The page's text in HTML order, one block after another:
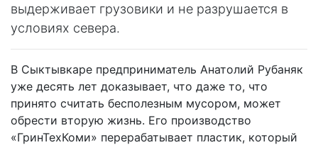
выдерживает грузовики и не разрушается в
условиях севера.
В Сыктывкаре предприниматель Анатолий Рубаняк
уже десять лет доказывает, что даже то, что
принято считать бесполезным мусором, может
обрести вторую жизнь. Его производство
«ГринТехКоми» перерабатывает пластик, который